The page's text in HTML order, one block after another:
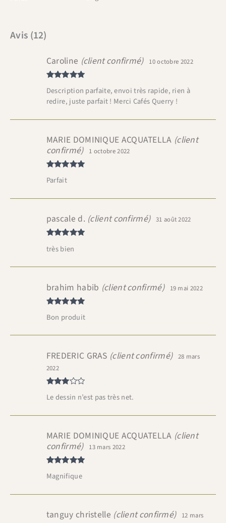
Avis (12)
5
Caroline (client confirmé) 10 octobre 2022
Description parfaite, envoi très rapide, rien à
redire, juste parfait ! Merci Cafés Querry !
5
MARIE DOMINIQUE ACQUATELLA (client
confirmé)
1 octobre 2022
Parfait
5
pascale d. (client confirmé) 31 août 2022
très bien
5
brahim habib (client confirmé) 19 mai 2022
Bon produit
sur 5
FREDERIC GRAS (client confirmé)
28 mars
2022
Le dessin n’est pas très net.
5
MARIE DOMINIQUE ACQUATELLA (client
confirmé)
13 mars 2022
Magnifique
tanguy christelle (client confirmé)
12 mars